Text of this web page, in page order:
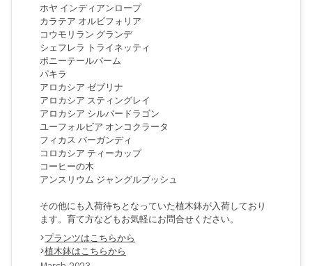
ホヤ インディアンロープ
カラテア オルビフォリア
コウモリラン グランデ
シェフレラ トライネッティ
ポニーテールパーム
パキラ
アロカシア ゼブリナ
アロカシア スティングレイ
アロカシア シルバードラゴン
ユーフォルビア オンコクラータ
フィカス バーガンディ
コロカシア ティーカップ
コーヒーの木
アンスリウム ジャングルブッシュ
その他にも入荷待ちとなっていた植木鉢が入荷しており
ます。育て方などもお気軽にお問合せください。
>プランツはこちらから
>植木鉢はこちらから